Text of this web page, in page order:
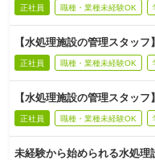
正社員 職種・業種未経験OK
【水処理施設の管理スタッ
正社員 職種・業種未経験OK
【水処理施設の管理スタッ
正社員 職種・業種未経験OK
未経験から始められる水処